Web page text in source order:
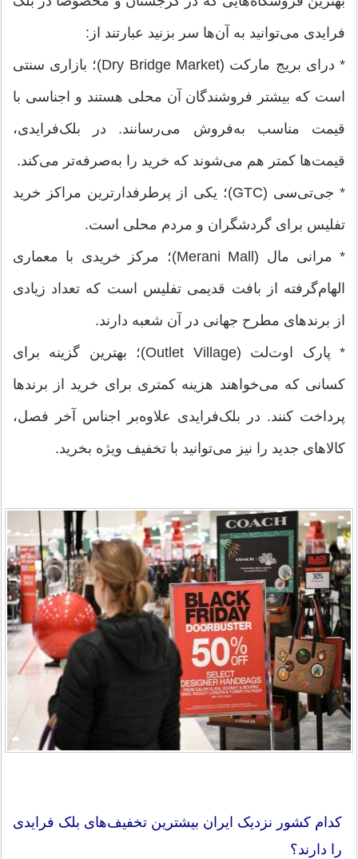
فرایدی می‌توانید به آن‌ها سر بزنید عبارتند از:
* درای بریج مارکت (Dry Bridge Market)؛ بازاری سنتی
است که بیشتر فروشندگان آن محلی هستند و اجناسی با
قیمت مناسب به‌فروش می‌رسانند. در بلک‌فرایدی،
قیمت‌ها کمتر هم می‌شوند که خرید را به‌صرفه‌تر می‌کند.
* جی‌تی‌سی (GTC)؛ یکی از پرطرفدارترین مراکز خرید
تفلیس برای گردشگران و مردم محلی است.
* مرانی مال (Merani Mall)؛ مرکز خریدی با معماری
الهام‌گرفته از بافت قدیمی تفلیس است که تعداد زیادی
از برندهای مطرح جهانی در آن شعبه دارند.
* پارک اوت‌لت (Outlet Village)؛ بهترین گزینه برای
کسانی که می‌خواهند هزینه کمتری برای خرید از برندها
پرداخت کنند. در بلک‌فرایدی علاوه‌بر اجناس آخر فصل،
کالاهای جدید را نیز می‌توانید با تخفیف ویژه بخرید.
کدام کشور نزدیک ایران بیشترین تخفیف‌های بلک فرایدی
را دارند؟